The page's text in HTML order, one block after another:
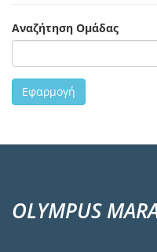
Αναζήτηση Ομάδας
Εφαρμογή
OLYMPUS